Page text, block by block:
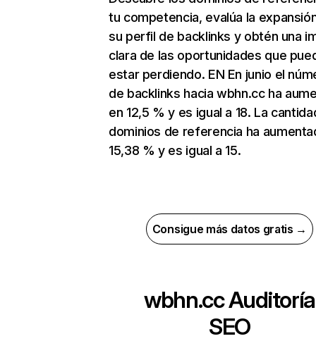
tu competencia, evalúa la
su perfil de backlinks y obtén una
clara de las oportunidades que
estar perdiendo. EN En junio el
de backlinks hacia wbhn.cc ha
en 12,5 % y es igual a 18. La
dominios de referencia ha
15,38 % y es igual a 15.
Consigue más datos gratis →
wbhn.ccAuditoría
SEO